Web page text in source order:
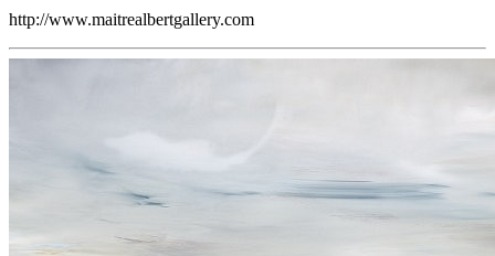
http://www.maitrealbertgallery.com